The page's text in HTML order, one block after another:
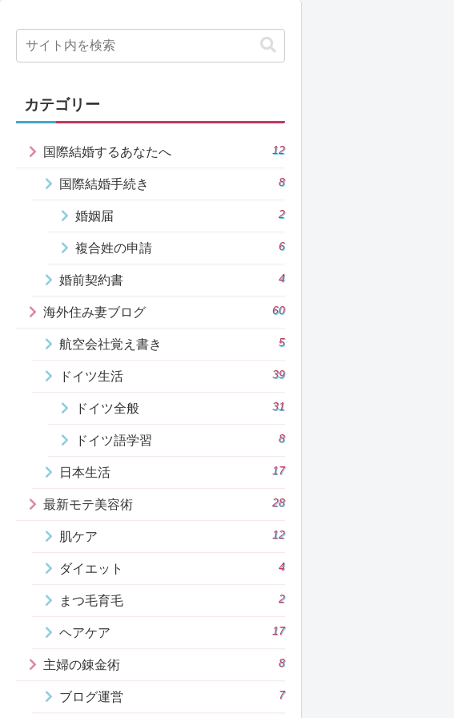
カテゴリー
国際結婚するあなたへ 12
国際結婚手続き 8
婚姻届 2
複合姓の申請 6
婚前契約書 4
海外住み妻ブログ 60
航空会社覚え書き 5
ドイツ生活 39
ドイツ全般 31
ドイツ語学習 8
日本生活 17
最新モテ美容術 28
肌ケア 12
ダイエット 4
まつ毛育毛 2
ヘアケア 17
主婦の錬金術 8
ブログ運営 7